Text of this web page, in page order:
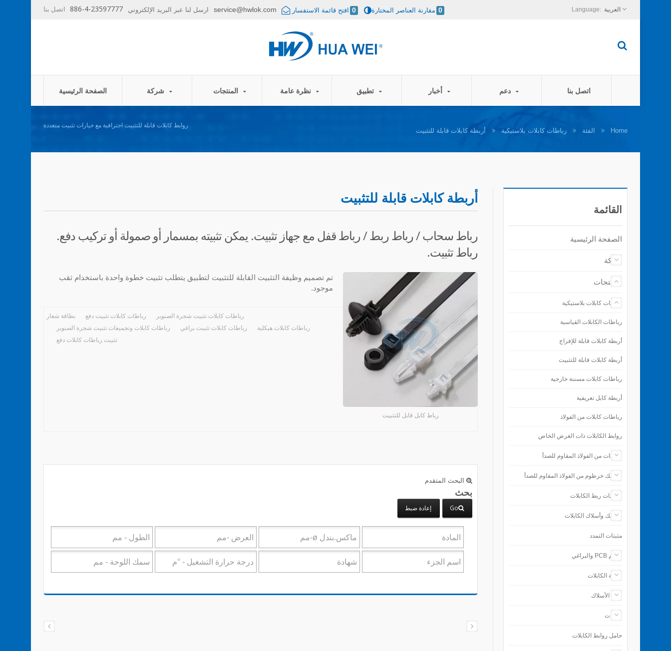
886-4-23597777 service@hwlok.com افتح قائمة الاستفسار 0 مقارنة العناصر المختارة 0 العربية
الصفحة الرئيسية المنتجات نظرة عامة أخبار اتصل بنا
روابط كابلات قابلة للتثبيت احترافية مع خيارات تثبيت متعددة
Home الفئة رباطات كابلات بلاستيكية أربطة كابلات قابلة للتثبيت
أربطة كابلات قابلة للتثبيت
رباط سحاب / رباط ربط / رباط قفل مع جهاز تثبيت. يمكن تثبيته بمسمار أو صمولة أو تركيب دفع.
رباط تثبيت.
رباط كابل قابل للتثبيت
تم تصميم وظيفة التثبيت القابلة للتثبيت لتطبيق يتطلب تثبيت خطوة واحدة باستخدام ثقب
موجود.
بطاقة شعار رباطات كابلات تثبيت دفع
رباطات كابلات تثبيت شجرة الصنوبر
رباطات كابلات وتجميعات تثبيت شجرة الصنوبر
رباطات كابلات تثبيت براغي
رباطات كابلات هيكلية
تثبيت رباطات كابلات دفع
البحث المتقدم
بحث
Go إعادة ضبط
القائمة
الصفحة الرئيسية
شركة
المنتجات
رباطات كابلات بلاستيكية
رباطات الكابلات القياسية
أربطة كابلات قابلة للإفراج
أربطة كابلات قابلة للتثبيت
رباطات كابلات مسننة خارجية
أربطة كابل تعريفية
رباطات كابلات من الفولاذ
روابط الكابلات ذات الغرض الخاص
رباطات من الفولاذ المقاوم للصدأ
مشابك خرطوم من الفولاذ المقاوم للصدأ
ملحقات ربط الكابلات
مشابك وأسلاك الكابلات
مثبتات التمدد
دعائم PCB والبراغي
حماية الكابلات
إنهاء الأسلاك
الأدوات
حامل روابط الكابلات